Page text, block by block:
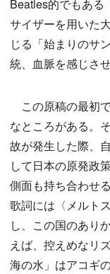
Beatles的でもある
サイザーを用いた
じる「始まりのサ
統、血脈を感じさ
この原稿の最初
なところがある。
故が発生した際、
して日本の原発政
側面も持ち合わせ
歌詞には〈メルト
し、この国のあり
えば、控えめなリ
海の水」はアコギ